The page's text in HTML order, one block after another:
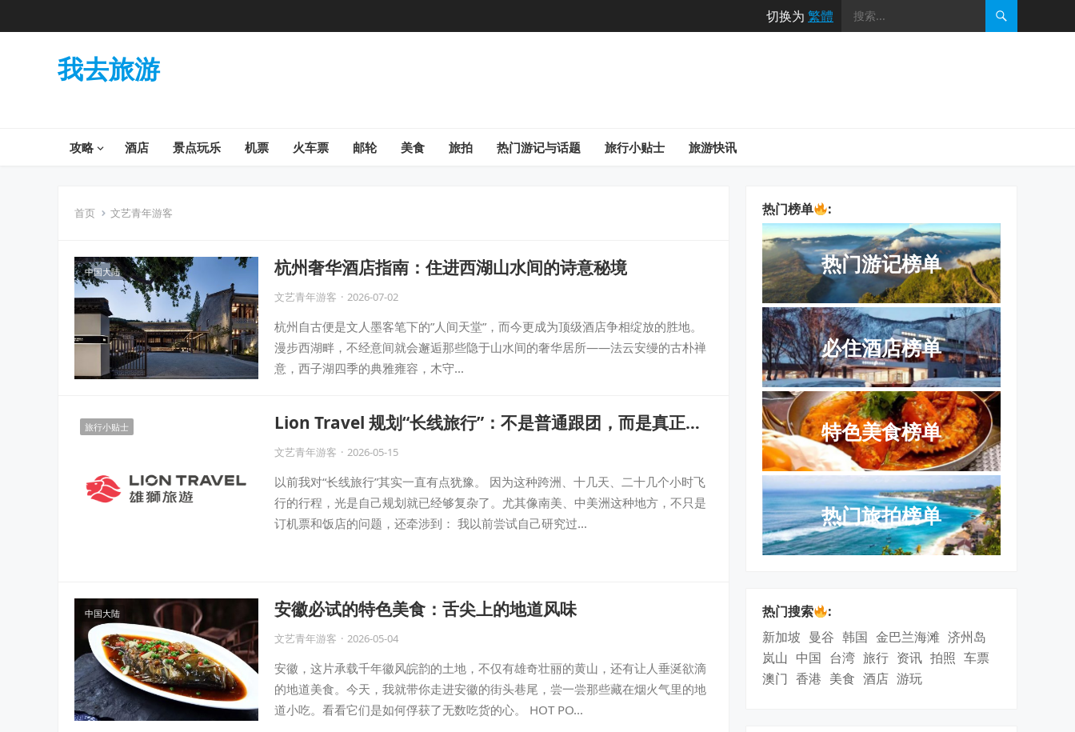
切换为 繁體
我去旅游
攻略 酒店 景点玩乐 机票 火车票 邮轮 美食 旅拍 热门游记与话题 旅行小贴士 旅游快讯
首页 文艺青年游客
中国大陆 杭州奢华酒店指南：住进西湖山水间的诗意秘境
文艺青年游客 · 2026-07-02
杭州自古便是文人墨客笔下的”人间天堂”，而今更成为顶级酒店争相绽放的胜地。
漫步西湖畔，不经意间就会邂逅那些隐于山水间的奢华居所——法云安缦的古朴禅
意，西子湖四季的典雅雍容，木守…
旅行小贴士
Lion Travel 规划“长线旅行”：不是普通跟团，而是真正一
次完成一生想去的地方
文艺青年游客 · 2026-05-15
以前我对“长线旅行”其实一直有点犹豫。 因为这种跨洲、十几天、二十几个小时飞
行的行程，光是自己规划就已经够复杂了。尤其像南美、中美洲这种地方，不只是
订机票和饭店的问题，还牵涉到： 我以前尝试自己研究过…
中国大陆 安徽必试的特色美食：舌尖上的地道风味
文艺青年游客 · 2026-05-04
安徽，这片承载千年徽风皖韵的土地，不仅有雄奇壮丽的黄山，还有让人垂涎欲滴
的地道美食。今天，我就带你走进安徽的街头巷尾，尝一尝那些藏在烟火气里的地
道小吃。看看它们是如何俘获了无数吃货的心。 HOT PO…
热门榜单 :
热门游记榜单
必住酒店榜单
特色美食榜单
热门旅拍榜单
热门搜索
:
新加坡 曼谷 韩国 金巴兰海滩 济州岛
岚山 中国 台湾 旅行 资讯 拍照 车票
澳门 香港 美食 酒店 游玩